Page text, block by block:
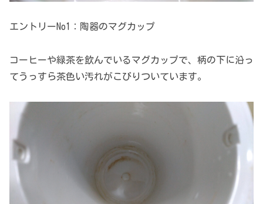
エントリーNo1：陶器のマグカップ
コーヒーや緑茶を飲んでいるマグカップで、柄の下に沿っ
てうっすら茶色い汚れがこびりついています。